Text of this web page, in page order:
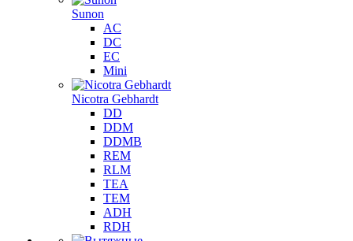
Sunon
AC
DC
EC
Mini
Nicotra Gebhardt
DD
DDM
DDMB
REM
RLM
TEA
TEM
ADH
RDH